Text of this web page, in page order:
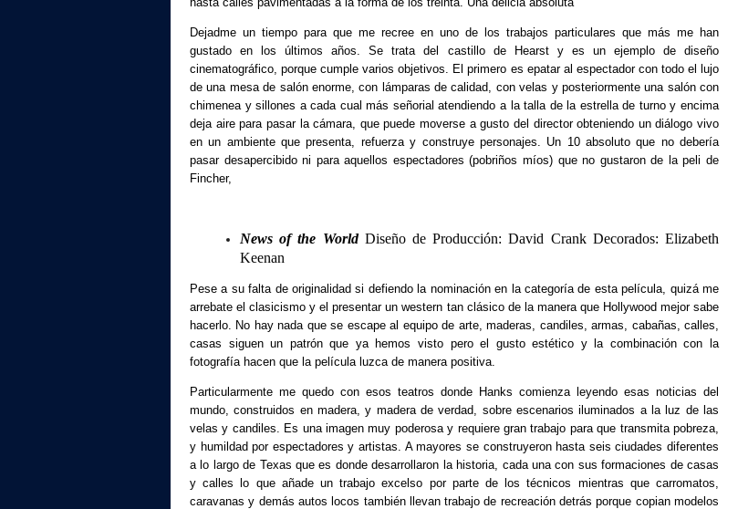
Dejadme un tiempo para que me recree en uno de los trabajos particulares que más me han
gustado en los últimos años. Se trata del castillo de Hearst y es un ejemplo de diseño
cinematográfico, porque cumple varios objetivos. El primero es epatar al espectador con todo el lujo
de una mesa de salón enorme, con lámparas de calidad, con velas y posteriormente una salón con
chimenea y sillones a cada cual más señorial atendiendo a la talla de la estrella de turno y encima
deja aire para pasar la cámara, que puede moverse a gusto del director obteniendo un diálogo vivo
en un ambiente que presenta, refuerza y construye personajes. Un 10 absoluto que no debería
pasar desapercibido ni para aquellos espectadores (pobriños míos) que no gustaron de la peli de
Fincher,
News of the WorldDiseño de Producción: David Crank Decorados: Elizabeth
Keenan
Pese a su falta de originalidad si defiendo la nominación en la categoría de esta película, quizá me
arrebate el clasicismo y el presentar un western tan clásico de la manera que Hollywood mejor sabe
hacerlo. No hay nada que se escape al equipo de arte, maderas, candiles, armas, cabañas, calles,
casas siguen un patrón que ya hemos visto pero el gusto estético y la combinación con la
fotografía hacen que la película luzca de manera positiva.
Particularmente me quedo con esos teatros donde Hanks comienza leyendo esas noticias del
mundo, construidos en madera, y madera de verdad, sobre escenarios iluminados a la luz de las
velas y candiles. Es una imagen muy poderosa y requiere gran trabajo para que transmita pobreza,
y humildad por espectadores y artistas. A mayores se construyeron hasta seis ciudades diferentes
a lo largo de Texas que es donde desarrollaron la historia, cada una con sus formaciones de casas
y calles lo que añade un trabajo excelso por parte de los técnicos mientras que carromatos,
caravanas y demás autos locos también llevan trabajo de recreación detrás porque copian modelos